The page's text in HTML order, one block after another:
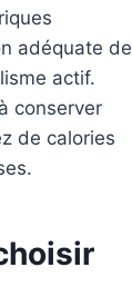
adéquate de
actif.
conserver
de calories